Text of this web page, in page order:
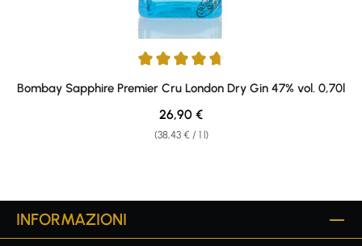
Average rating of 4.67 out of 5 stars
Bombay Sapphire Premier Cru London Dry Gin 47% vol. 0,70l
(38,43 € / 1 l)
Regular price:
26,90 €
INFORMAZIONI